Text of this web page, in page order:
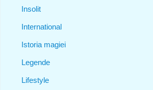
Insolit
International
Istoria magiei
Legende
Lifestyle